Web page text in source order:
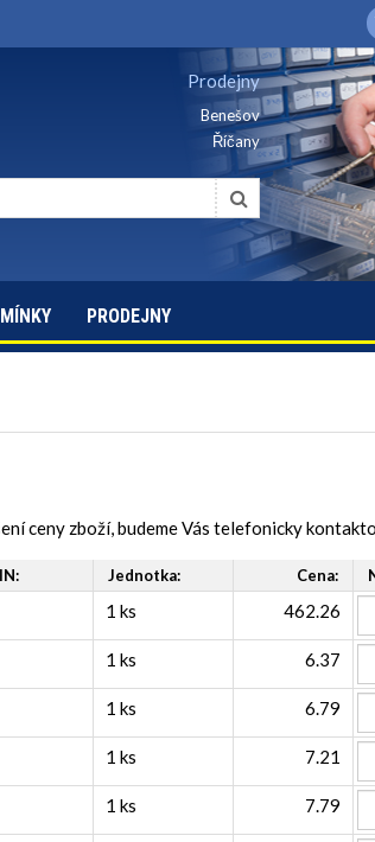
Prodejny
Benešov
Říčany
PRODEJNY
ceny zboží, budeme Vás telefonicky
Jednotka: Cena:
1 ks 462.26
1 ks 6.37
1 ks 6.79
1 ks 7.21
1 ks 7.79